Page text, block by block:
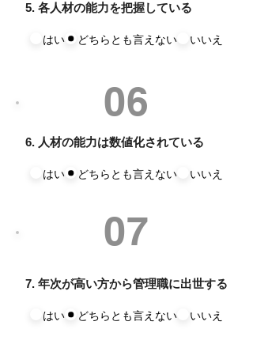
5. 各人材の能力を把握している
はい どちらとも言えない いいえ
06
6. 人材の能力は数値化されている
はい どちらとも言えない いいえ
7. 年次が高い方から管理職に出世する
はい どちらとも言えない いいえ
07